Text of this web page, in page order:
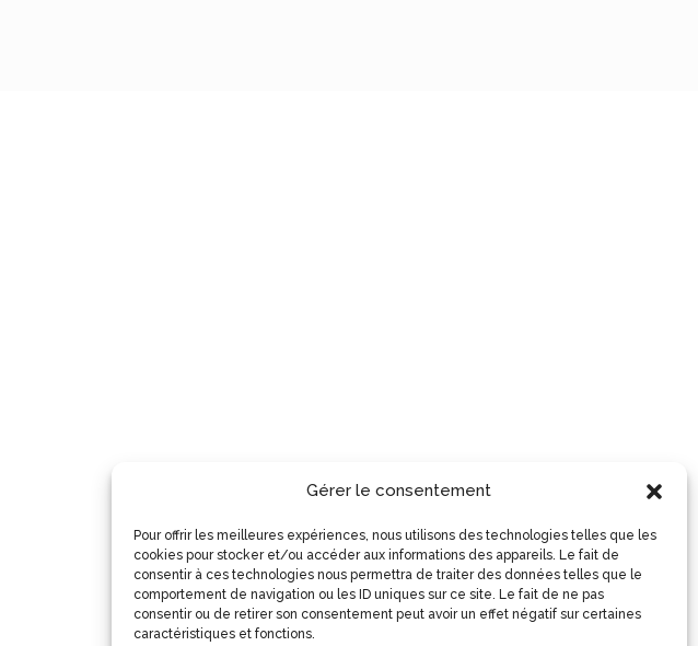
Gérer le consentement
Pour offrir les meilleures expériences, nous utilisons des technologies telles que les
cookies pour stocker et/ou accéder aux informations des appareils. Le fait de
consentir à ces technologies nous permettra de traiter des données telles que le
comportement de navigation ou les ID uniques sur ce site. Le fait de ne pas
consentir ou de retirer son consentement peut avoir un effet négatif sur certaines
caractéristiques et fonctions.